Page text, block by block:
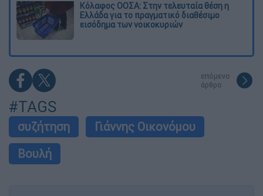
Κόλαφος ΟΟΣΑ: Στην τελευταία θέση η
Ελλάδα για το πραγματικό διαθέσιμο
εισόδημα των νοικοκυριών
επόμενο
άρθρο
#TAGS
συζήτηση
Γιάννης Οικονόμου
Βουλή